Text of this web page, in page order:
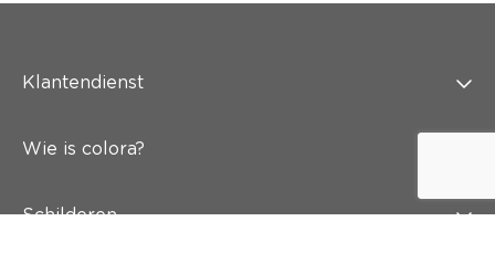
Klantendienst
Wie is colora?
Schilderen